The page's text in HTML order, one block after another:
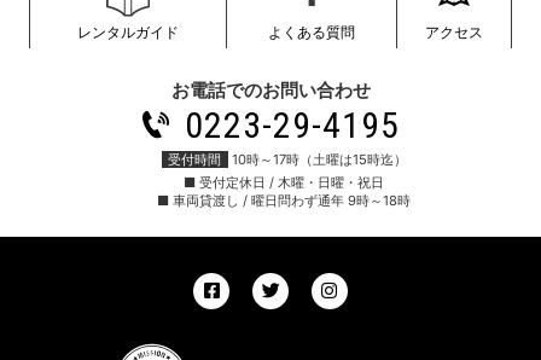
レンタルガイド よくある質問 アクセス
お電話でのお問い合わせ
0223-29-4195
受付時間
10時～17時（土曜は15時迄）
■ 受付定休日 / 木曜・日曜・祝日
■ 車両貸渡し / 曜日問わず通年 9時～18時